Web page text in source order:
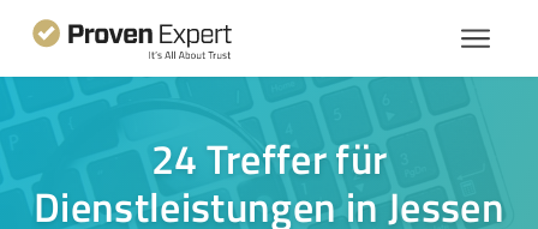
24 Treffer für
Dienstleistungen in Jessen